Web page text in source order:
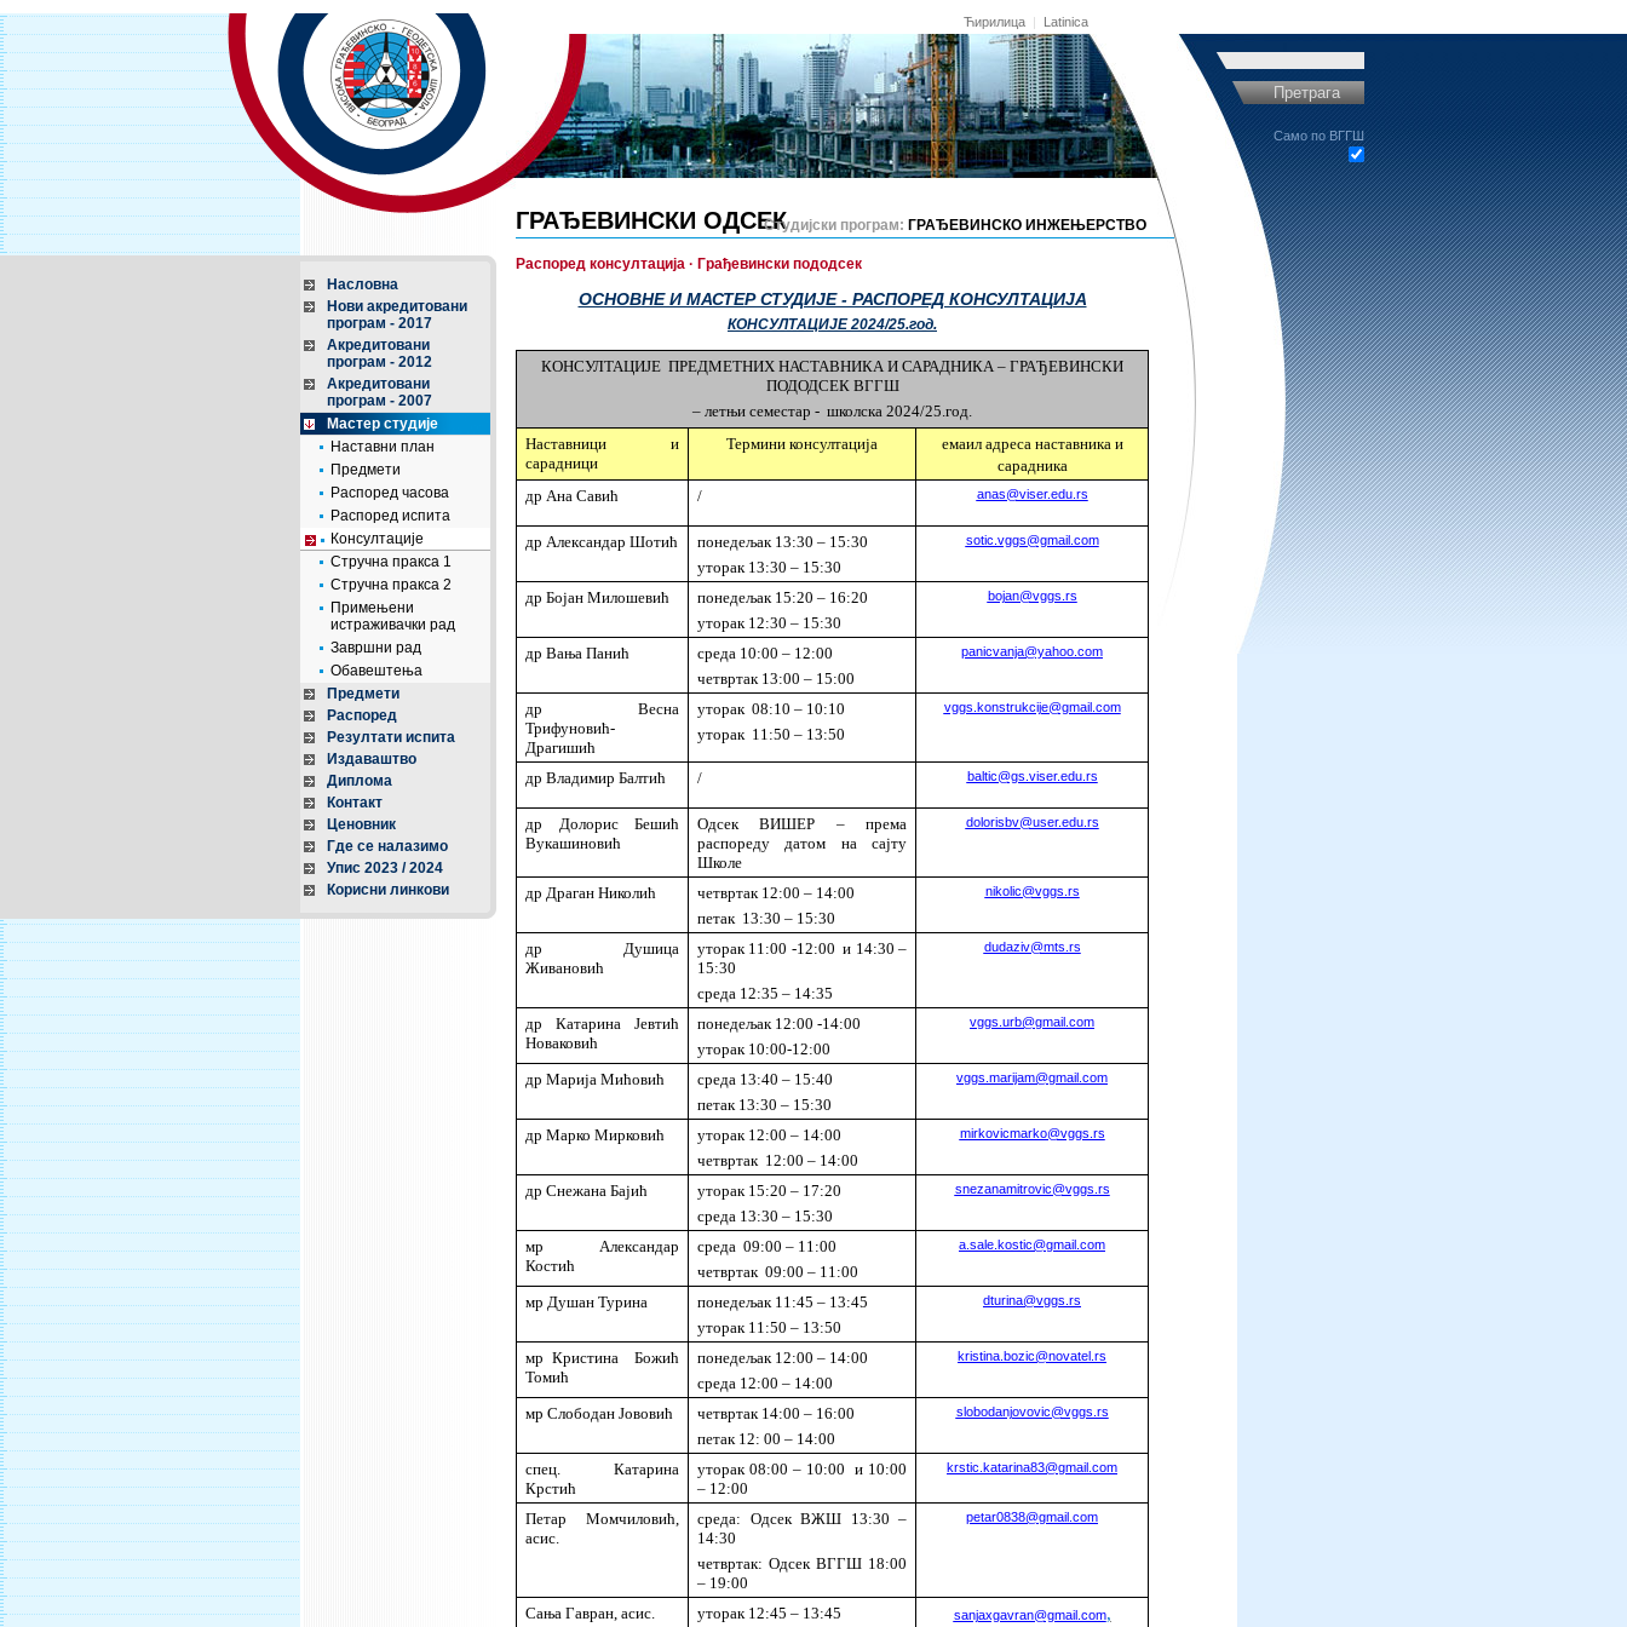
Ћирилица | Latinica
ГРАЂЕВИНСКИ ОДСЕКСтудијски програм: ГРАЂЕВИНСКО ИНЖЕЊЕРСТВО
Претрага
Само по ВГГШ
Насловна
Нови акредитовани
програм - 2017
Акредитовани
програм - 2012
Акредитовани
програм - 2007
Мастер студије
Наставни план
Предмети
Распоред часова
Распоред испита
Консултације
Стручна пракса 1
Стручна пракса 2
Примењени
истраживачки рад
Завршни рад
Обавештења
Предмети
Распоред
Резултати испита
Издаваштво
Диплома
Контакт
Ценовник
Где се налазимо
Упис 2023 / 2024
Корисни линкови
Распоред консултација · Грађевински пододсек
ОСНОВНЕ И МАСТЕР СТУДИЈЕ - РАСПОРЕД КОНСУЛТАЦИЈА
КОНСУЛТАЦИЈЕ 2024/25.год.
КОНСУЛТАЦИЈЕ ПРЕДМЕТНИХ НАСТАВНИКА И САРАДНИКА – ГРАЂЕВИНСКИ
ПОДОДСЕК ВГГШ
– летњи семестар - школска 2024/25.год.
Наставници и
сарадници
Термини консултација емаил адреса наставника и
сарадника
др Ана Савић
/ anas@viser.edu.rs
др Александар Шотић
понедељак 13:30 – 15:30
уторак 13:30 – 15:30
sotic.vggs@gmail.com
др Бојан Милошевић
понедељак 15:20 – 16:20
уторак 12:30 – 15:30
bojan@vggs.rs
др Вања Панић
среда 10:00 – 12:00
четвртак 13:00 – 15:00
panicvanja@yahoo.com
др Весна
Трифуновић-
Драгишић
уторак 08:10 – 10:10
уторак 11:50 – 13:50
vggs.konstrukcije@gmail.com
др Владимир Балтић / baltic@gs.viser.edu.rs
др Долорис Бешић
Вукашиновић
Одсек ВИШЕР – према
распореду датом на сајту
Школе
dolorisbv@user.edu.rs
др Драган Николић
четвртак 12:00 – 14:00
петак 13:30 – 15:30
nikolic@vggs.rs
др Душица
Живановић
уторак 11:00 -12:00 и 14:30 –
15:30
среда 12:35 – 14:35
dudaziv@mts.rs
др Катарина Јевтић
Новаковић
понедељак 12:00 -14:00
уторак 10:00-12:00
vggs.urb@gmail.com
др Марија Мићовић
среда 13:40 – 15:40
петак 13:30 – 15:30
vggs.marijam@gmail.com
др Марко Мирковић
уторак 12:00 – 14:00
четвртак 12:00 – 14:00
mirkovicmarko@vggs.rs
др Снежана Бајић
уторак 15:20 – 17:20
среда 13:30 – 15:30
snezanamitrovic@vggs.rs
мр Александар
Костић
среда 09:00 – 11:00
четвртак 09:00 – 11:00
a.sale.kostic@gmail.com
мр Душан Турина
понедељак 11:45 – 13:45
уторак 11:50 – 13:50
dturina@vggs.rs
мр Кристина Божић
Томић
понедељак 12:00 – 14:00
среда 12:00 – 14:00
kristina.bozic@novatel.rs
мр Слободан Јововић
четвртак 14:00 – 16:00
петак 12: 00 – 14:00
slobodanjovovic@vggs.rs
спец. Катарина
Крстић
уторак 08:00 – 10:00 и 10:00
– 12:00
krstic.katarina83@gmail.com
Петар Момчиловић,
асис.
среда: Одсек ВЖШ 13:30 –
14:30
четвртак: Одсек ВГГШ 18:00
– 19:00
petar0838@gmail.com
Сања Гавран, асис. уторак 12:45 – 13:45 sanjaxgavran@gmail.com,